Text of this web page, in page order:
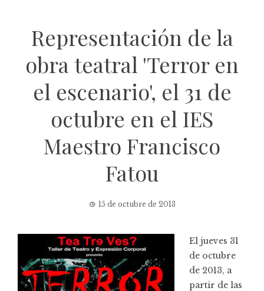
Representación de la
obra teatral 'Terror en
el escenario', el 31 de
octubre en el IES
Maestro Francisco
Fatou
15 de octubre de 2013
El jueves 31
de octubre
de 2013, a
partir de las